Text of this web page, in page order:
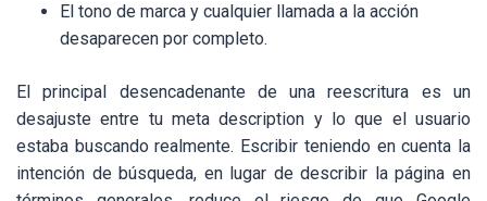
El tono de marca y cualquier llamada a la acción
desaparecen por completo.
El principal desencadenante de una reescritura es un
desajuste entre tu meta description y lo que el usuario
estaba buscando realmente. Escribir teniendo en cuenta la
intención de búsqueda, en lugar de describir la página en